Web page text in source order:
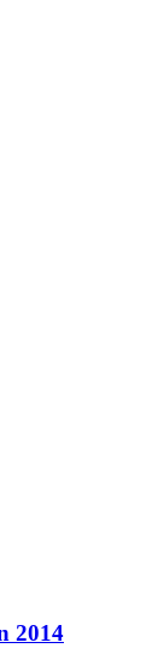
2014